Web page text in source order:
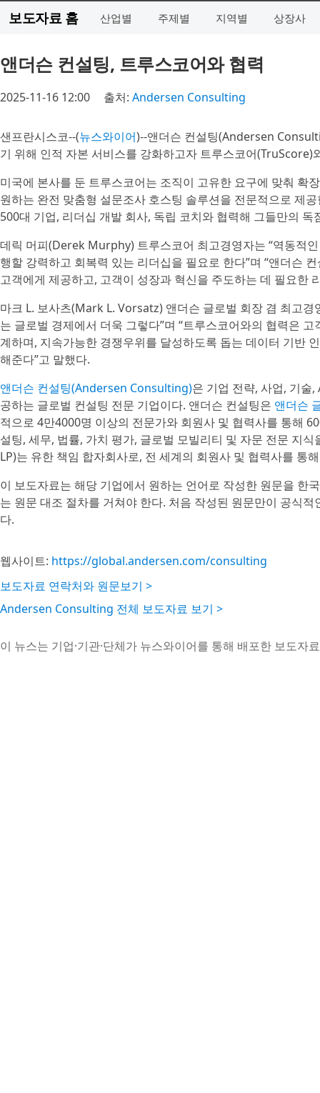
보도자료 홈 산업별 주제별 지역별 상장사
앤더슨 컨설팅, 트루스코어와 협력
2025-11-16 12:00 출처: Andersen Consulting
샌프란시스코--(뉴스와이어)--앤더슨 컨설팅(Andersen
기 위해 인적 자본 서비스를 강화하고자 트루스코어(TruScore)
미국에 본사를 둔 트루스코어는 조직이 고유한 요구에 맞춰 확
원하는 완전 맞춤형 설문조사 호스팅 솔루션을 전문적으로 제
500대 기업, 리더십 개발 회사, 독립 코치와 협력해 그들만의
데릭 머피(Derek Murphy) 트루스코어 최고경영자는 “역동적
행할 강력하고 회복력 있는 리더십을 필요로 한다”며 “앤더슨
고객에게 제공하고, 고객이 성장과 혁신을 주도하는 데 필요한
마크 L. 보사츠(Mark L. Vorsatz) 앤더슨 글로벌 회장 겸 최고
는 글로벌 경제에서 더욱 그렇다”며 “트루스코어와의 협력은
계하며, 지속가능한 경쟁우위를 달성하도록 돕는 데이터 기반
해준다”고 말했다.
앤더슨 컨설팅(Andersen Consulting)은 기업 전략, 사업, 기술
공하는 글로벌 컨설팅 전문 기업이다. 앤더슨 컨설팅은 앤더슨
적으로 4만4000명 이상의 전문가와 회원사 및 협력사를 통해
설팅, 세무, 법률, 가치 평가, 글로벌 모빌리티 및 자문 전문
LP)는 유한 책임 합자회사로, 전 세계의 회원사 및 협력사를 통
이 보도자료는 해당 기업에서 원하는 언어로 작성한 원문을 한
는 원문 대조 절차를 거쳐야 한다. 처음 작성된 원문만이 공식
다.
웹사이트: https://global.andersen.com/consulting
보도자료 연락처와 원문보기 >
Andersen Consulting 전체 보도자료 보기 >
이 뉴스는 기업·기관·단체가 뉴스와이어를 통해 배포한 보도자